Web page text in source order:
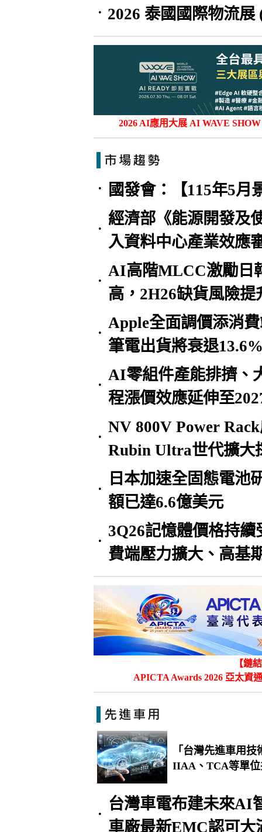
• 2026 泰國國際物流
2026 AI應用大展 AI WAVE
• 國發會：【115年5月
•
經濟部《能源開發及
入資料中心產業效應
•
AI高階MLCC激勵日
高，2H26缺貨風險提
•
Apple全面調價添消
筆電出貨將衰退
•
AI零組件產能排擠、
程漲價效應延伸至
•
NV 800V Power
Rubin Ultra世代擴大
•
日本加速全固態電池
額已達6.6億美元
•
3Q26記憶體價格持
費端壓力擴大、高基
【鏈
APICTA Awards 2026 亞太資
「台灣先進車用
IIAA、TCA等單位
•
台灣車電布建未來AI
車廠最新EMC認可大